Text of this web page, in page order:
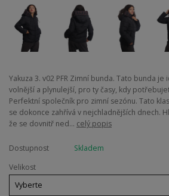
Yakuza 3. v02 PFR Zimní bunda. Tato bunda
volnější a plynulejší, pro ty časy, kdy
Perfektní společník pro zimní sezónu. Tato
se dokonce zahřívá v nejchladnějších dnech.
že se dovnitř ned... celý popis
Dostupnost
Skladem
Velikost